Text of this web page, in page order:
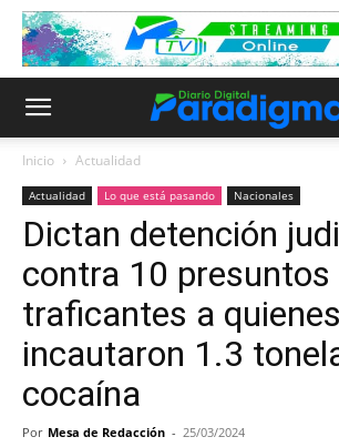
Inicio Actualidad
Actualidad Lo que está pasando Nacionales
Dictan detención
contra 10 presuntos
traficantes a quienes
incautaron 1.3
cocaína
Por Mesa de Redacción - 25/03/2024